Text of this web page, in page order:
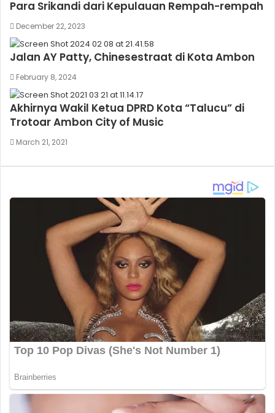
Para Srikandi dari Kepulauan Rempah-rempah
December 22, 2023
Jalan AY Patty, Chinesestraat di Kota Ambon
February 8, 2024
Akhirnya Wakil Ketua DPRD Kota “Talucu” di
Trotoar Ambon City of Music
March 21, 2021